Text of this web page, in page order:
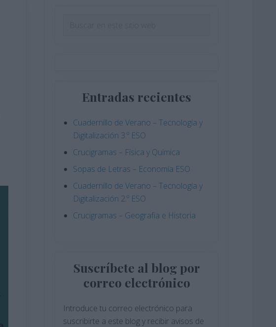
Entradas recientes
Cuadernillo de Verano – Tecnología y
Digitalización 3.º ESO
Crucigramas – Física y Química
Sopas de Letras – Economía ESO
Cuadernillo de Verano – Tecnología y
Digitalización 2.º ESO
Crucigramas – Geografia e Historia
Suscríbete al blog por
correo electrónico
Introduce tu correo electrónico para
suscribirte a este blog y recibir avisos de